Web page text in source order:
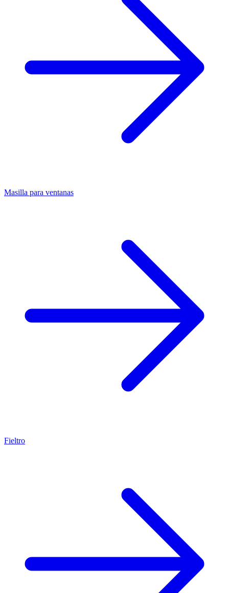
Masilla para ventanas
Fieltro